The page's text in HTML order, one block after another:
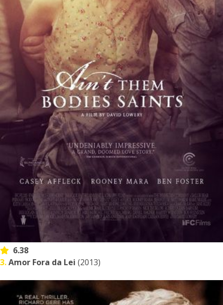
6.38
3.Amor Fora da Lei (2013)